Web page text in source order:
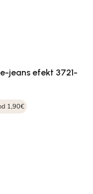
jeans efekt 3721-
1,90€